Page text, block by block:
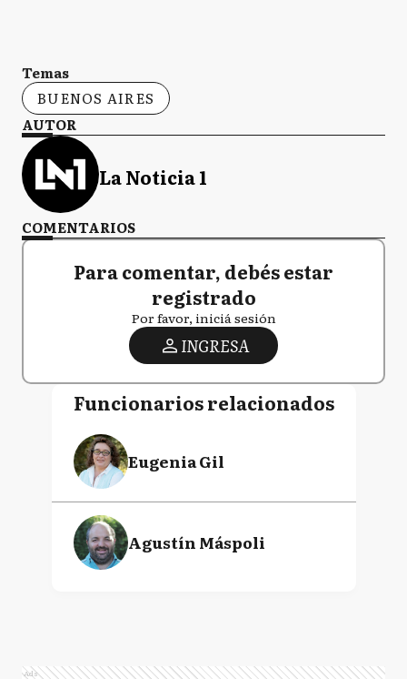
Temas
BUENOS AIRES
AUTOR
La Noticia 1
COMENTARIOS
Para comentar, debés estar
registrado
Por favor, iniciá sesión
INGRESA
Funcionarios relacionados
Eugenia Gil
Agustín Máspoli
Ads